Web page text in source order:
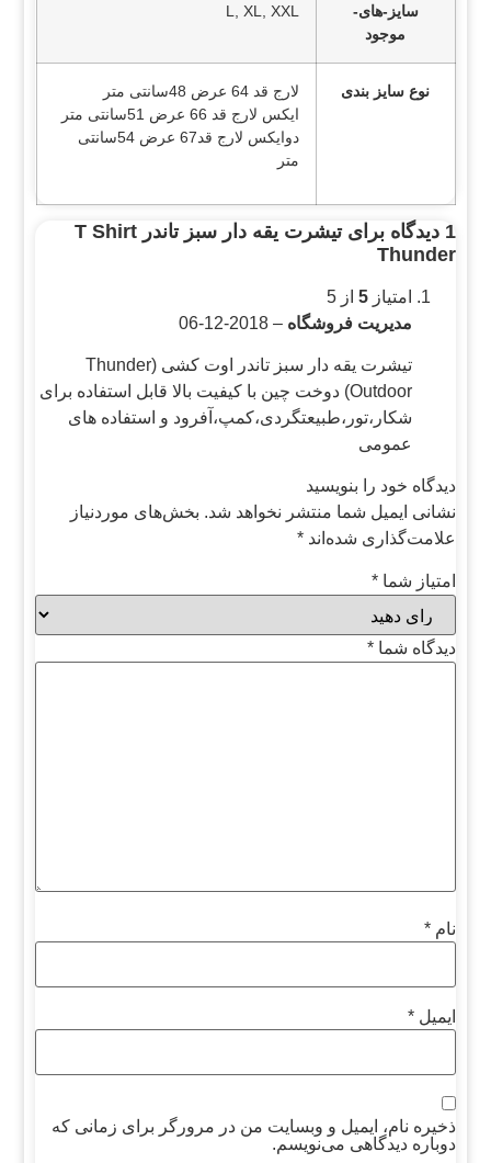
سایز-های-
موجود
L, XL, XXL
نوع سایز بندی
لارج قد 64 عرض 48سانتی متر
ایکس لارج قد 66 عرض 51سانتی متر
دوایکس لارج قد67 عرض 54سانتی
متر
1 دیدگاه برای
تیشرت یقه دار سبز تاندر T Shirt
Thunder
امتیاز5 از 5
مدیریت فروشگاه–
2018-12-06
تیشرت یقه دار سبز تاندر اوت کشی (Thunder
Outdoor) دوخت چین با کیفیت بالا قابل استفاده برای
شکار،تور،طبیعتگردی،کمپ،آفرود و استفاده های
عمومی
دیدگاه خود را بنویسید
نشانی ایمیل شما منتشر نخواهد شد. بخش‌های موردنیاز
علامت‌گذاری شده‌اند*
امتیاز شما*
دیدگاه شما*
نام*
ایمیل*
ذخیره نام، ایمیل و وبسایت من در مرورگر برای زمانی که
دوباره دیدگاهی می‌نویسم.